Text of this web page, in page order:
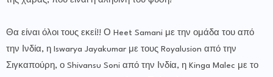
Θα είναι όλοι τους εκεί!! Ο Heet Samani με την ομάδα του από
την Ινδία, η Iswarya Jayakumar με τους Royalusion από την
Σιγκαπούρη, ο Shivansu Soni από την Ινδία, η Kinga Malec με το